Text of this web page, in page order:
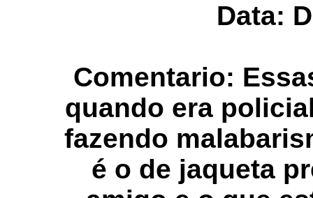
Data:
Comentario:
quando era
fazendo
é o de jaqueta